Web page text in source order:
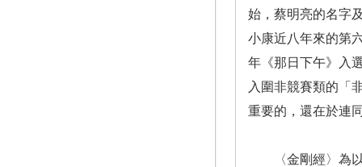
始，蔡明亮的名字
小康近八年來的第
年《那日下午》入
入圍非競賽類的「
重要的，還在於連
〈金剛經〉為以